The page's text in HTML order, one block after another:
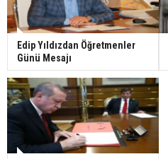
Edip Yıldızdan Öğretmenler
Günü Mesajı